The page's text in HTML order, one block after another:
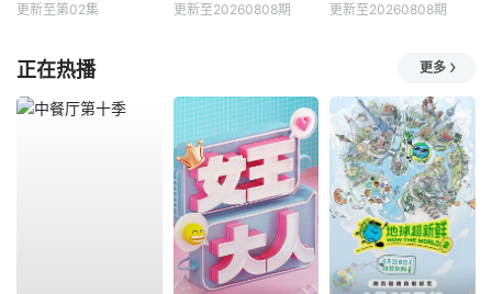
更新至第02集 更新至20260808期 更新至20260808期
正在热播 更多